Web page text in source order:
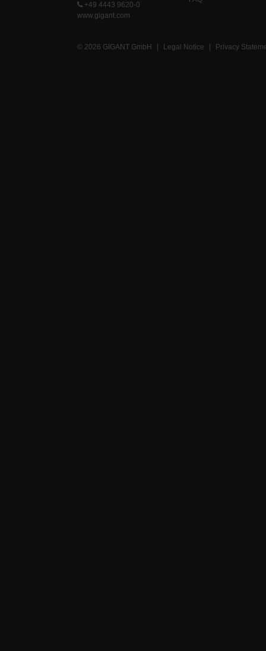
+49 4443 9620-0
www.gigant.com
© 2026 GIGANT GmbH | Legal Notice | Privacy